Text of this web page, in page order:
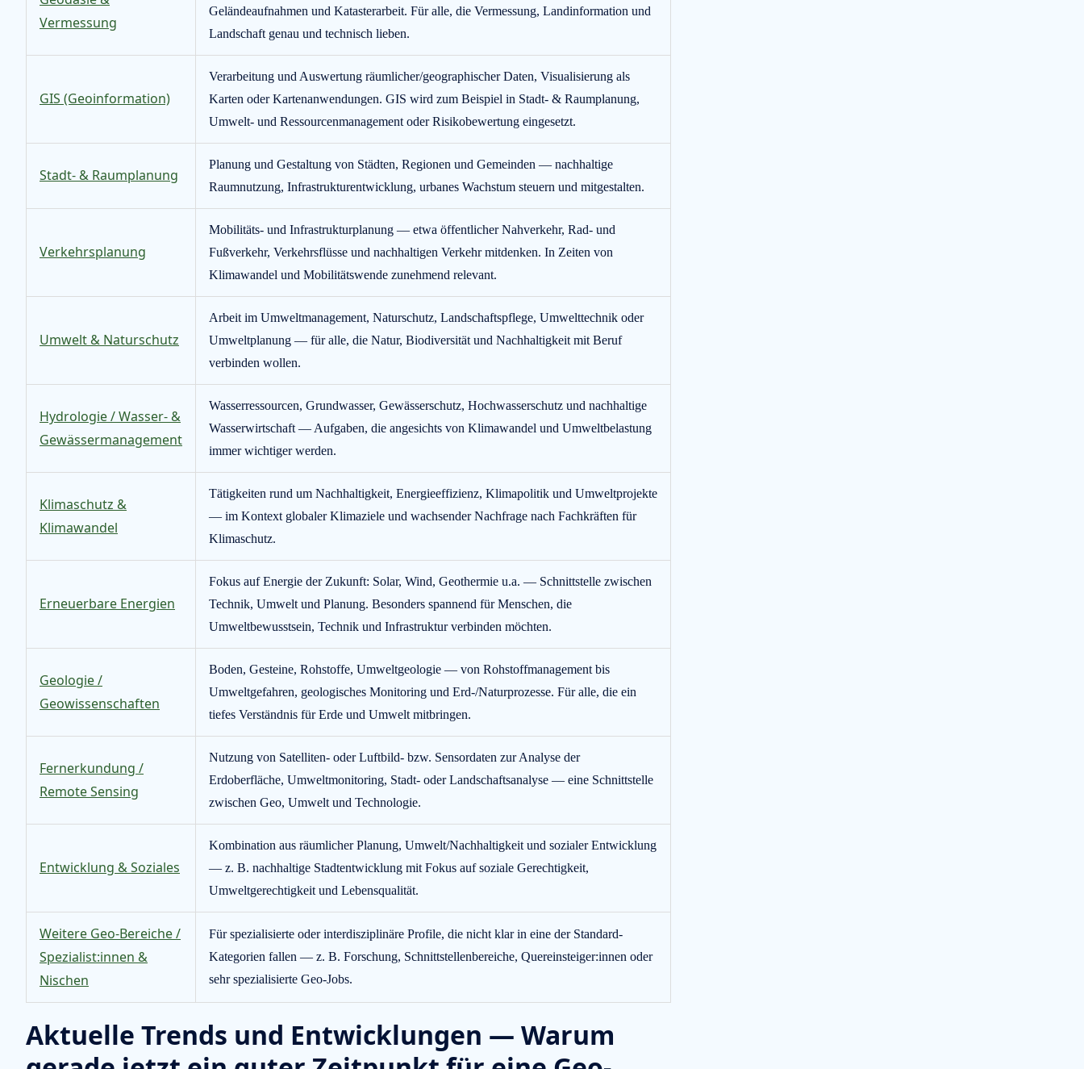
Vermessung
Geländeaufnahmen und Katasterarbeit. Für alle, die Vermessung, Landinformation und
Landschaft genau und technisch lieben.
GIS (Geoinformation)
Verarbeitung und Auswertung räumlicher/geographischer Daten, Visualisierung als
Karten oder Kartenanwendungen. GIS wird zum Beispiel in Stadt- & Raumplanung,
Umwelt- und Ressourcenmanagement oder Risikobewertung eingesetzt.
Stadt- & Raumplanung
Planung und Gestaltung von Städten, Regionen und Gemeinden — nachhaltige
Raumnutzung, Infrastrukturentwicklung, urbanes Wachstum steuern und mitgestalten.
Verkehrsplanung
Mobilitäts- und Infrastrukturplanung — etwa öffentlicher Nahverkehr, Rad- und
Fußverkehr, Verkehrsflüsse und nachhaltigen Verkehr mitdenken. In Zeiten von
Klimawandel und Mobilitätswende zunehmend relevant.
Umwelt & Naturschutz
Arbeit im Umweltmanagement, Naturschutz, Landschaftspflege, Umwelttechnik oder
Umweltplanung — für alle, die Natur, Biodiversität und Nachhaltigkeit mit Beruf
verbinden wollen.
Hydrologie / Wasser- &
Gewässermanagement
Wasserressourcen, Grundwasser, Gewässerschutz, Hochwasserschutz und nachhaltige
Wasserwirtschaft — Aufgaben, die angesichts von Klimawandel und Umweltbelastung
immer wichtiger werden.
Klimaschutz &
Klimawandel
Tätigkeiten rund um Nachhaltigkeit, Energieeffizienz, Klimapolitik und Umweltprojekte
— im Kontext globaler Klimaziele und wachsender Nachfrage nach Fachkräften für
Klimaschutz.
Erneuerbare Energien
Fokus auf Energie der Zukunft: Solar, Wind, Geothermie u.a. — Schnittstelle zwischen
Technik, Umwelt und Planung. Besonders spannend für Menschen, die
Umweltbewusstsein, Technik und Infrastruktur verbinden möchten.
Geologie /
Geowissenschaften
Boden, Gesteine, Rohstoffe, Umweltgeologie — von Rohstoffmanagement bis
Umweltgefahren, geologisches Monitoring und Erd-/Naturprozesse. Für alle, die ein
tiefes Verständnis für Erde und Umwelt mitbringen.
Fernerkundung /
Remote Sensing
Nutzung von Satelliten- oder Luftbild- bzw. Sensordaten zur Analyse der
Erdoberfläche, Umweltmonitoring, Stadt- oder Landschaftsanalyse — eine Schnittstelle
zwischen Geo, Umwelt und Technologie.
Entwicklung & Soziales
Kombination aus räumlicher Planung, Umwelt/Nachhaltigkeit und sozialer Entwicklung
— z. B. nachhaltige Stadtentwicklung mit Fokus auf soziale Gerechtigkeit,
Umweltgerechtigkeit und Lebensqualität.
Weitere Geo-Bereiche /
Spezialist:innen &
Nischen
Für spezialisierte oder interdisziplinäre Profile, die nicht klar in eine der Standard-
Kategorien fallen — z. B. Forschung, Schnittstellenbereiche, Quereinsteiger:innen oder
sehr spezialisierte Geo-Jobs.
Aktuelle Trends und Entwicklungen — Warum